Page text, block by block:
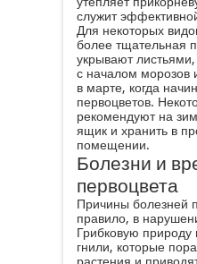
служит
Для некоторых
более тщательная
укрывают
с началом морозов
в марте, когда
первоцветов.
рекомендуют на
ящик и хранить в
помещении.
Болезни и
первоцвета
Причины болезней
правило, в
Грибковую
гнили, которые